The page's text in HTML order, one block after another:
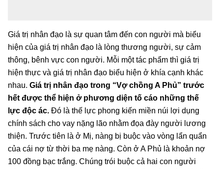
Giá trị nhân đạo là sự quan tâm đến con người mà biểu
hiện của giá trị nhân đạo là lòng thương người, sự cảm
thông, bênh vực con người. Mỗi một tác phẩm thì giá trị
hiện thực và giá trị nhân đạo biểu hiện ở khía cạnh khác
nhau. Giá trị nhân đạo trong “Vợ chồng A Phủ” trước
hết được thể hiện ở phương diện tố cáo những thế
lực độc ác. Đó là thế lực phong kiến miền núi lợi dụng
chính sách cho vay nặng lão nhằm đọa đày người lương
thiện. Trước tiên là ở Mị, nàng bị buộc vào vòng lẩn quẩn
của cái nợ từ thời ba mẹ nàng. Còn ở A Phủ là khoản nợ
100 đồng bạc trắng. Chúng trói buộc cả hai con người